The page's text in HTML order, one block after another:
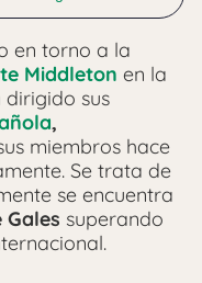
en torno a la
Middleton en la
dirigido sus
,
miembros hace
Se trata de
se encuentra
Gales superando